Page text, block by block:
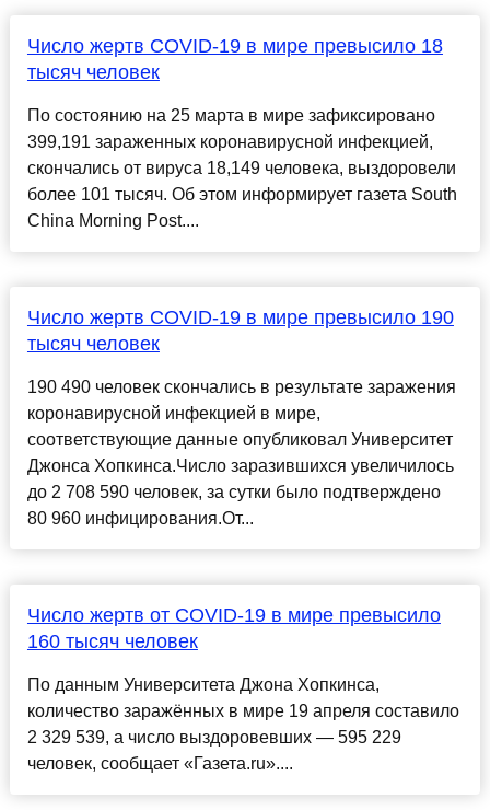
Число жертв COVID-19 в мире превысило 18
тысяч человек
По состоянию на 25 марта в мире зафиксировано
399,191 зараженных коронавирусной инфекцией,
скончались от вируса 18,149 человека, выздоровели
более 101 тысяч. Об этом информирует газета South
China Morning Post....
Число жертв COVID-19 в мире превысило 190
тысяч человек
190 490 человек скончались в результате заражения
коронавирусной инфекцией в мире,
соответствующие данные опубликовал Университет
Джонса Хопкинса.Число заразившихся увеличилось
до 2 708 590 человек, за сутки было подтверждено
80 960 инфицирования.От...
Число жертв от COVID-19 в мире превысило
160 тысяч человек
По данным Университета Джона Хопкинса,
количество заражённых в мире 19 апреля составило
2 329 539, а число выздоровевших — 595 229
человек, сообщает «Газета.ru»....